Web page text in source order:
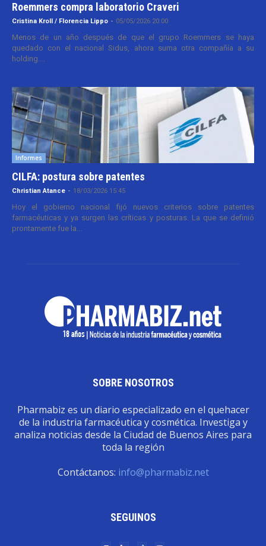
Roemmers compra laboratorio Craveri
Cristina Kroll / Florencia Lippo - 05/05/2026 20:00
Menos de un año después de que el grupo Roemmers se haya
quedado con el nacional Sidus, ahora suma otra compañía a su
holding....
Informes
CILFA: postura sobre patentes
Christian Atance - 18/03/2026 15:45
Hoy el gobierno nacional fijó nuevos criterios sobre patentes
farmacéuticas y ya surgen las críticas y posturas. La que se definió
prontamente fue la...
SOBRE NOSOTROS
Pharmabiz es un diario especializado en el quehacer
de la industria farmacéutica y cosmética. Investiga y
analiza noticias desde la Ciudad de Buenos Aires para
toda la región
Contáctanos: info@pharmabiz.net
SEGUINOS